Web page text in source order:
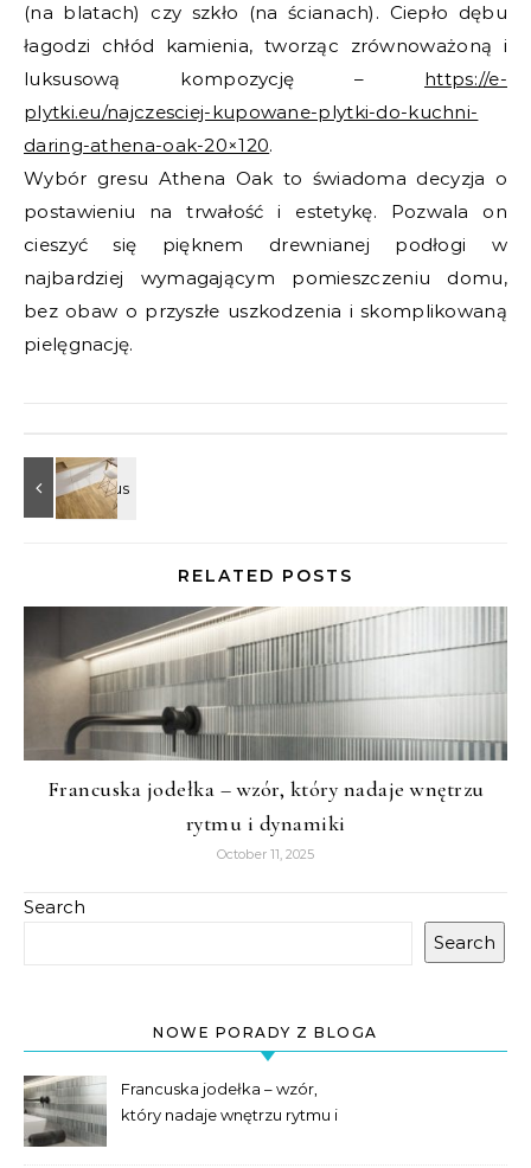
(na blatach) czy szkło (na ścianach). Ciepło dębu
łagodzi chłód kamienia, tworząc zrównoważoną i
luksusową kompozycję – https://e-
plytki.eu/najczesciej-kupowane-plytki-do-kuchni-
daring-athena-oak-20×120.
Wybór gresu Athena Oak to świadoma decyzja o
postawieniu na trwałość i estetykę. Pozwala on
cieszyć się pięknem drewnianej podłogi w
najbardziej wymagającym pomieszczeniu domu,
bez obaw o przyszłe uszkodzenia i skomplikowaną
pielęgnację.
RELATED POSTS
Francuska jodełka – wzór, który nadaje wnętrzu
rytmu i dynamiki
October 11, 2025
Search
Search
NOWE PORADY Z BLOGA
Francuska jodełka – wzór,
który nadaje wnętrzu rytmu i